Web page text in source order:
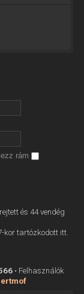
rám
és 44 vendég
kor tartózkodott itt.
• Felhasználók